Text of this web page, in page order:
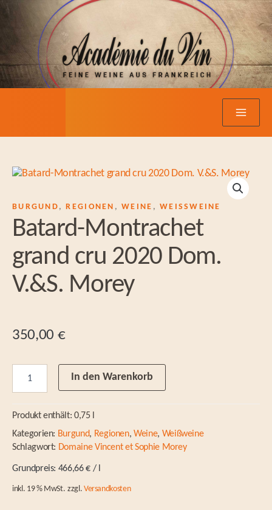
springen
BURGUND ,REGIONEN ,WEINE ,WEISSWEINE
Batard-Montrachet
grand cru 2020 Dom.
V.&S. Morey
350,00 €
Montrachet
grand
2020
Dom.
V.&S.
Morey
Menge
In den Warenkorb
Produkt enthält: 0,75
Kategorien: Burgund, Regionen,Weine, Weißweine
Schlagwort: Domaine Vincent et Sophie Morey
466,66€/
inkl. 19 % MwSt. zzgl. Versandkosten